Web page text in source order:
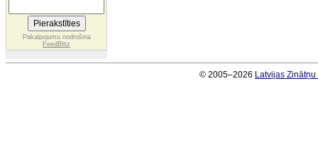
Pakalpojumu nodrošina
FeedBlitz
© 2005–2026 Latvijas